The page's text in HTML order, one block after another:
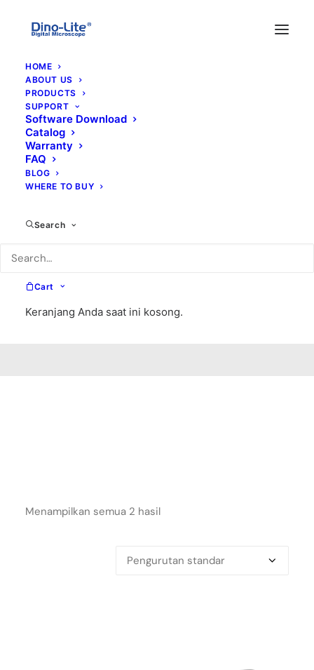
HOME
ABOUT US
PRODUCTS
SUPPORT
Software Download
Catalog
Warranty
FAQ
BLOG
WHERE TO BUY
Search
Cart
Keranjang Anda saat ini kosong.
Menampilkan semua 2 hasil